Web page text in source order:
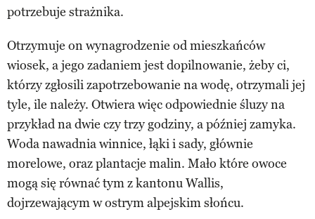
potrzebuje strażnika.
Otrzymuje on wynagrodzenie od mieszkańców
wiosek, a jego zadaniem jest dopilnowanie, żeby ci,
którzy zgłosili zapotrzebowanie na wodę, otrzymali jej
tyle, ile należy. Otwiera więc odpowiednie śluzy na
przykład na dwie czy trzy godziny, a później zamyka.
Woda nawadnia winnice, łąki i sady, głównie
morelowe, oraz plantacje malin. Mało które owoce
mogą się równać tym z kantonu Wallis,
dojrzewającym w ostrym alpejskim słońcu.